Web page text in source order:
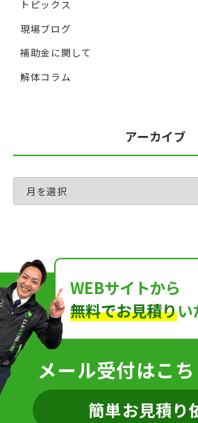
トピックス
現場ブログ
補助金に関して
解体コラム
アーカイブ
WEBサイトから
無料でお見積りい
メール受付はこち
簡単お見積り